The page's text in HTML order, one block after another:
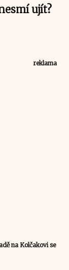
ujít?
reklama
na Kolčakovi se